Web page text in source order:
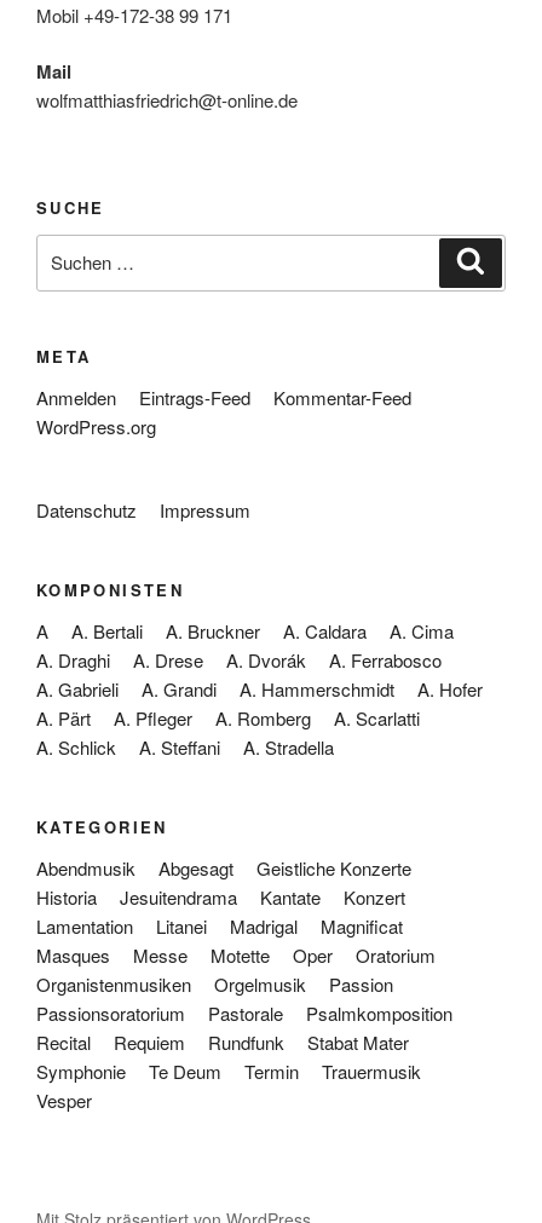
Mobil +49-172-38 99 171
Mail
wolfmatthiasfriedrich@t-online.de
SUCHE
nach:
META
Anmelden Eintrags-Feed
Kommentar-Feed
WordPress.org
Datenschutz Impressum
KOMPONISTEN
A A. Bertali A. Bruckner A. Caldara
A. Cima
A. Draghi
A. Drese A. Dvorák
A. Ferrabosco
A. Gabrieli
A. Grandi A. Hammerschmidt
A. Hofer
A. Pärt
A. Pfleger A. Romberg
A. Scarlatti
A. Schlick
A. Steffani A. Stradella
KATEGORIEN
Abendmusik Abgesagt
Geistliche Konzerte
Historia
Jesuitendrama Kantate
Konzert
Lamentation
Litanei Madrigal
Magnificat
Masques
Messe Motette Oper
Oratorium
Organistenmusiken
Orgelmusik
Passion
Passionsoratorium
Pastorale
Psalmkomposition
Recital
Requiem Rundfunk
Stabat Mater
Symphonie
Te Deum Termin
Trauermusik
Vesper